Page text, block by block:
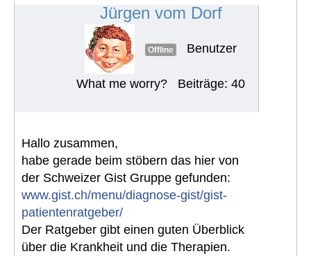
Jürgen vom Dorf
Offline Benutzer
What me worry? Beiträge: 40
Hallo zusammen,
habe gerade beim stöbern das hier von
der Schweizer Gist Gruppe gefunden:
www.gist.ch/menu/diagnose-gist/gist-
patientenratgeber/
Der Ratgeber gibt einen guten Überblick
über die Krankheit und die Therapien.